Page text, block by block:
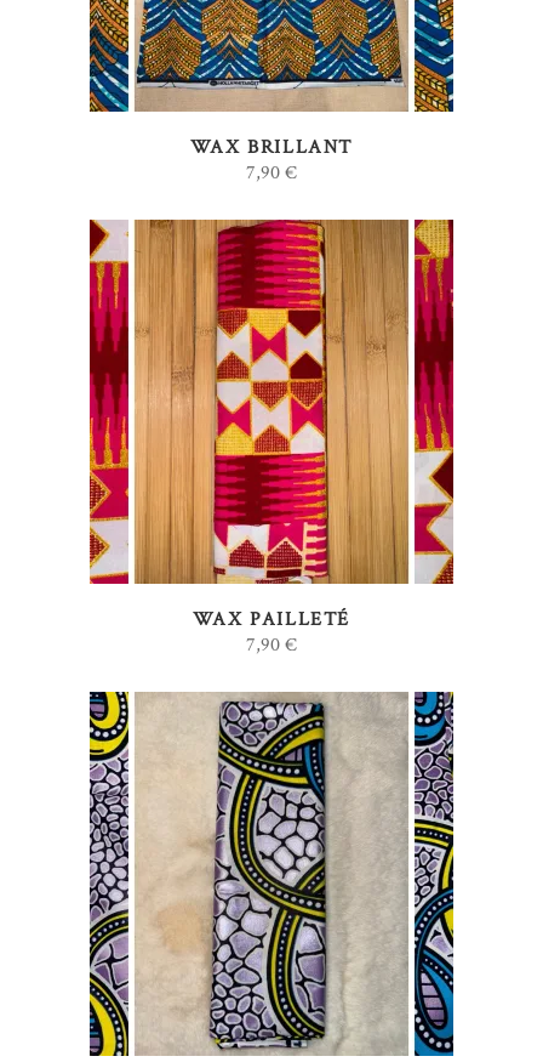
WAX BRILLANT
7,90€
AJOUTER AU PANIER
WAX PAILLETÉ
7,90€
AJOUTER AU PANIER